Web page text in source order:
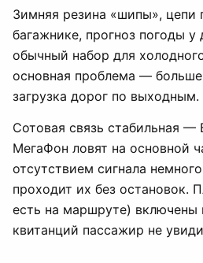
Зимняя резина «шипы», цепи
багажнике, прогноз погоды
обычный набор для
основная проблема —
загрузка дорог по выходным.
Сотовая связь стабильная
МегаФон ловят на основной
отсутствием сигнала
проходит их без остановок.
есть на маршруте)
квитанций пассажир не